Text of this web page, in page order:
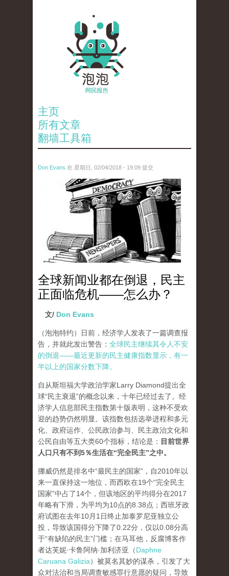
主页
所有文章
翻墙工具箱
Don Evans 在 星期日, 02/04/2018 - 19:09 提交
wechatimg1287.jpeg
全球新闻业都在倒退，民主
正面临危机——怎么办？
文/ Don Evans
（泡泡特约）
日前，经济学人发表了一篇调查报
告，并就此发出警告： 全球民主继续其令人不安
的倒退——最近更新的民主健康指数显示，有一
半以上的国家分数下降。
自从斯坦福大学政治学家Larry Diamond提出全
球“民主衰退”的概念以来，十年已经过去了。经
济学人信息部民主指数第十版表明，这种不受欢
迎的趋势仍然明显。该指数包括选举进程和多元
化、政府运作、公民政治参与、民主政治文化和
公民自由等五大类60个指标，结论是： 目前世界
人口只有不到5％生活在“完全民主”之中。
挪威仍然是排名中“最民主的国家”，自2010年以
来一直保持这一地位，而西欧在19个“完全民主
国家”中占了14个，但该地区的平均得分在2017
年略有下滑，为平均为10点的8.38点；西班牙政
府试图在去年10月1日终止加泰罗尼亚独立公
投，导致该国得分下降了0.22分，仅以0.08分高
于“有缺陷的民主”门槛；在马耳他，反腐博客作
者达芙妮·卡鲁阿纳·加利济亚（Daphne
Caruana Galizia）被莫名其妙的谋杀，引发了大
众对法治和当局调查敏感罪行意愿的疑问，导致